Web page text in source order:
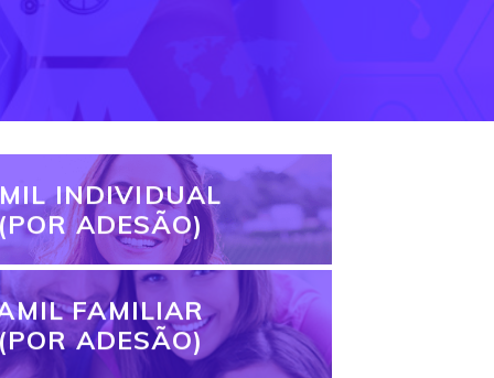
INDIVIDUAL
ADESÃO)
FAMILIAR
ADESÃO)